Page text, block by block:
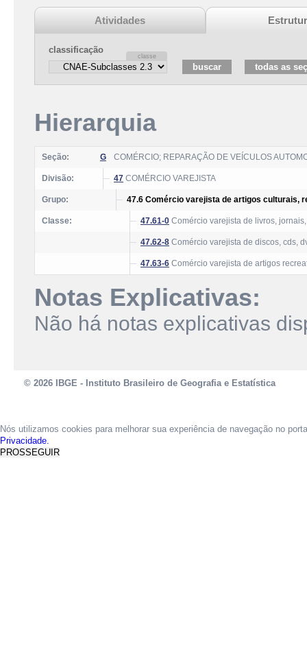
Atividades
classificação
Hierarquia
Seção: G COMÉRCIO; REPARAÇÃO DE VEÍCULOS
Divisão: 47 COMÉRCIO VAREJISTA
Grupo: 47.6 Comércio varejista de artigos culturais,
Classe: 47.61-0 Comércio varejista de livros,
47.62-8 Comércio varejista de discos, cds,
47.63-6 Comércio varejista de artigos
Notas Explicativas:
Não há notas explicativas
© 2026 IBGE - Instituto Brasileiro de Geografia e Estatística
Nós utilizamos cookies para melhorar sua experiência de navegação no
Privacidade.
PROSSEGUIR